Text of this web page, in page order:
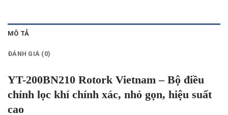
MÔ TẢ
ĐÁNH GIÁ (0)
YT-200BN210 Rotork Vietnam – Bộ điều
chỉnh lọc khí chính xác, nhỏ gọn, hiệu suất
cao